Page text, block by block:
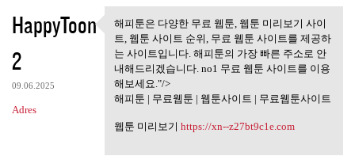
HappyToon
2
09.06.2025
Adres
해피툰은 다양한 무료 웹툰, 웹툰
미리보기 사이트,
해피툰은 다양한 무료 웹툰, 웹툰 미리보기 사이
트, 웹툰 사이트 순위, 무료 웹툰 사이트를 제공하
는 사이트입니다. 해피툰의 가장 빠른 주소로 안
내해드리겠습니다. no1 무료 웹툰 사이트를 이용
해보세요."/>
해피툰 | 무료웹툰 | 웹툰사이트 | 무료웹툰사이트
웹툰 미리보기 https://xn--z27bt9c1e.com